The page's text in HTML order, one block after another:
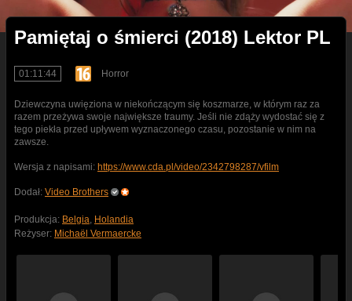
Pamiętaj o śmierci (2018) Lektor PL
01:11:44 Horror
Dziewczyna uwięziona w niekończącym się koszmarze, w którym raz za
razem przeżywa swoje największe traumy. Jeśli nie zdąży wydostać się z
tego piekła przed upływem wyznaczonego czasu, pozostanie w nim na
zawsze.
Wersja z napisami: https://www.cda.pl/video/2342798287/vfilm
Dodał: Video Brothers
Produkcja: Belgia, Holandia
Reżyser: Michaël Vermaercke